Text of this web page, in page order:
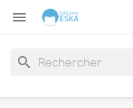

search